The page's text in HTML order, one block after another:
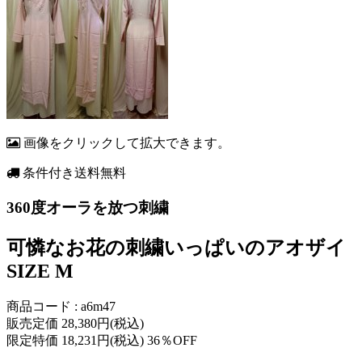
画像をクリックして拡大できます。
条件付き送料無料
360度オーラを放つ刺繍
可憐なお花の刺繍いっぱいのアオザイ
SIZE M
商品コード : a6m47
販売定価 28,380円(税込)
限定特価 18,231円(税込) 36％OFF